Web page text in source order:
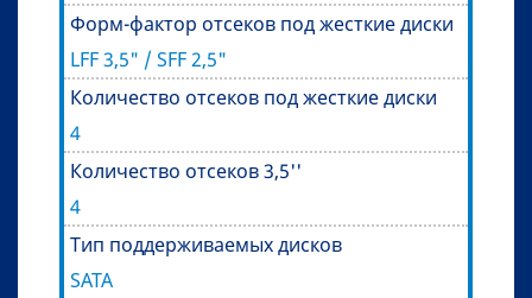
Форм-фактор отсеков под жесткие диски
LFF 3,5" / SFF 2,5"
Количество отсеков под жесткие диски
4
Количество отсеков 3,5''
4
Тип поддерживаемых дисков
SATA